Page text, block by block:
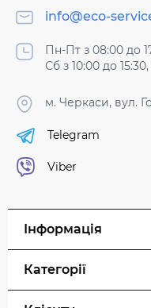
info@eco-
Пн-Пт з 08:00 до
Сб з 10:00 до
м. Черкаси, вул.
Telegram
Viber
Інформація
Категорії